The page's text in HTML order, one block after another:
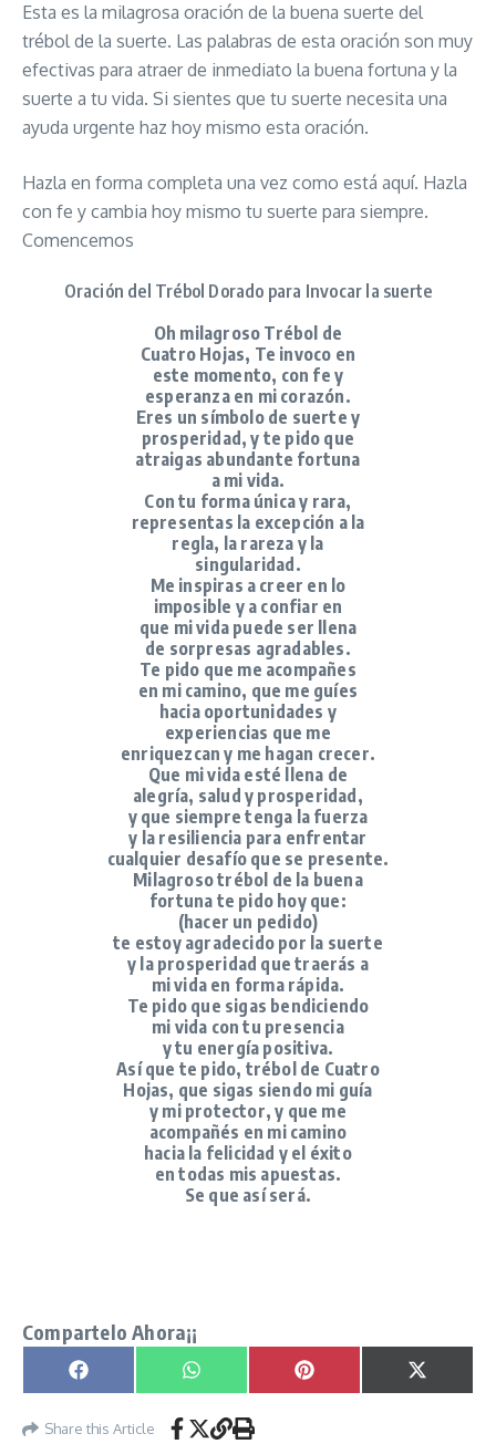
Esta es la milagrosa oración de la buena suerte del
trébol de la suerte. Las palabras de esta oración son muy
efectivas para atraer de inmediato la buena fortuna y la
suerte a tu vida. Si sientes que tu suerte necesita una
ayuda urgente haz hoy mismo esta oración.
Hazla en forma completa una vez como está aquí. Hazla
con fe y cambia hoy mismo tu suerte para siempre.
Comencemos
Oración del Trébol Dorado para Invocar la suerte
Oh milagroso Trébol de
Cuatro Hojas, Te invoco en
este momento, con fe y
esperanza en mi corazón.
Eres un símbolo de suerte y
prosperidad, y te pido que
atraigas abundante fortuna
a mi vida.
Con tu forma única y rara,
representas la excepción a la
regla, la rareza y la
singularidad.
Me inspiras a creer en lo
imposible y a confiar en
que mi vida puede ser llena
de sorpresas agradables.
Te pido que me acompañes
en mi camino, que me guíes
hacia oportunidades y
experiencias que me
enriquezcan y me hagan crecer.
Que mi vida esté llena de
alegría, salud y prosperidad,
y que siempre tenga la fuerza
y la resiliencia para enfrentar
cualquier desafío que se presente.
Milagroso trébol de la buena
fortuna te pido hoy que:
(hacer un pedido)
te estoy agradecido por la suerte
y la prosperidad que traerás a
mi vida en forma rápida.
Te pido que sigas bendiciendo
mi vida con tu presencia
y tu energía positiva.
Así que te pido, trébol de Cuatro
Hojas, que sigas siendo mi guía
y mi protector, y que me
acompañés en mi camino
hacia la felicidad y el éxito
en todas mis apuestas.
Se que así será.
Compartelo Ahora¡¡
Compartir en
Facebook Compartir en
WhatsApp Compartir en
Pinterest
X
(Twitter)
Share this Article